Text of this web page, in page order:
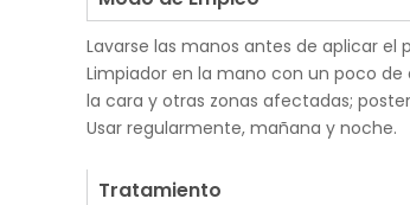
Lavarse las manos antes de aplicar el
Limpiador en la mano con un poco
la cara y otras zonas afectadas;
Usar regularmente, mañana y noche.
Tratamiento